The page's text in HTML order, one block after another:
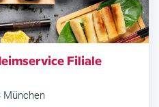
Filiale
München